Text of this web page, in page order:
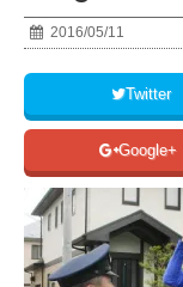
2016/05/11
Twitter
Google+